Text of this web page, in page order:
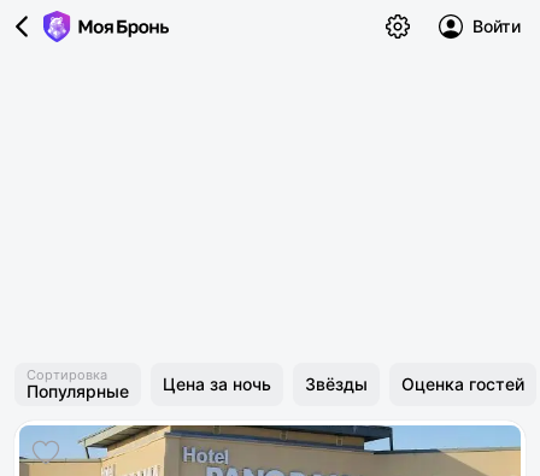
Войти
Сортировка
Популярные Цена за ночь Звёзды Оценка гостей